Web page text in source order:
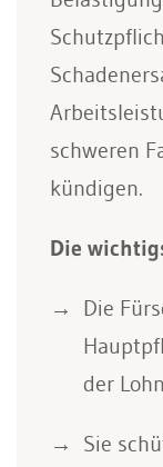
schweren
kündigen.
Die
Die
der
Sie